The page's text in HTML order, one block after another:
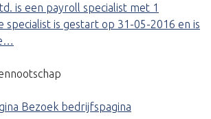
is een payroll specialist met 1
specialist is gestart op 31-05-2016 en is
Bezoek bedrijfspagina